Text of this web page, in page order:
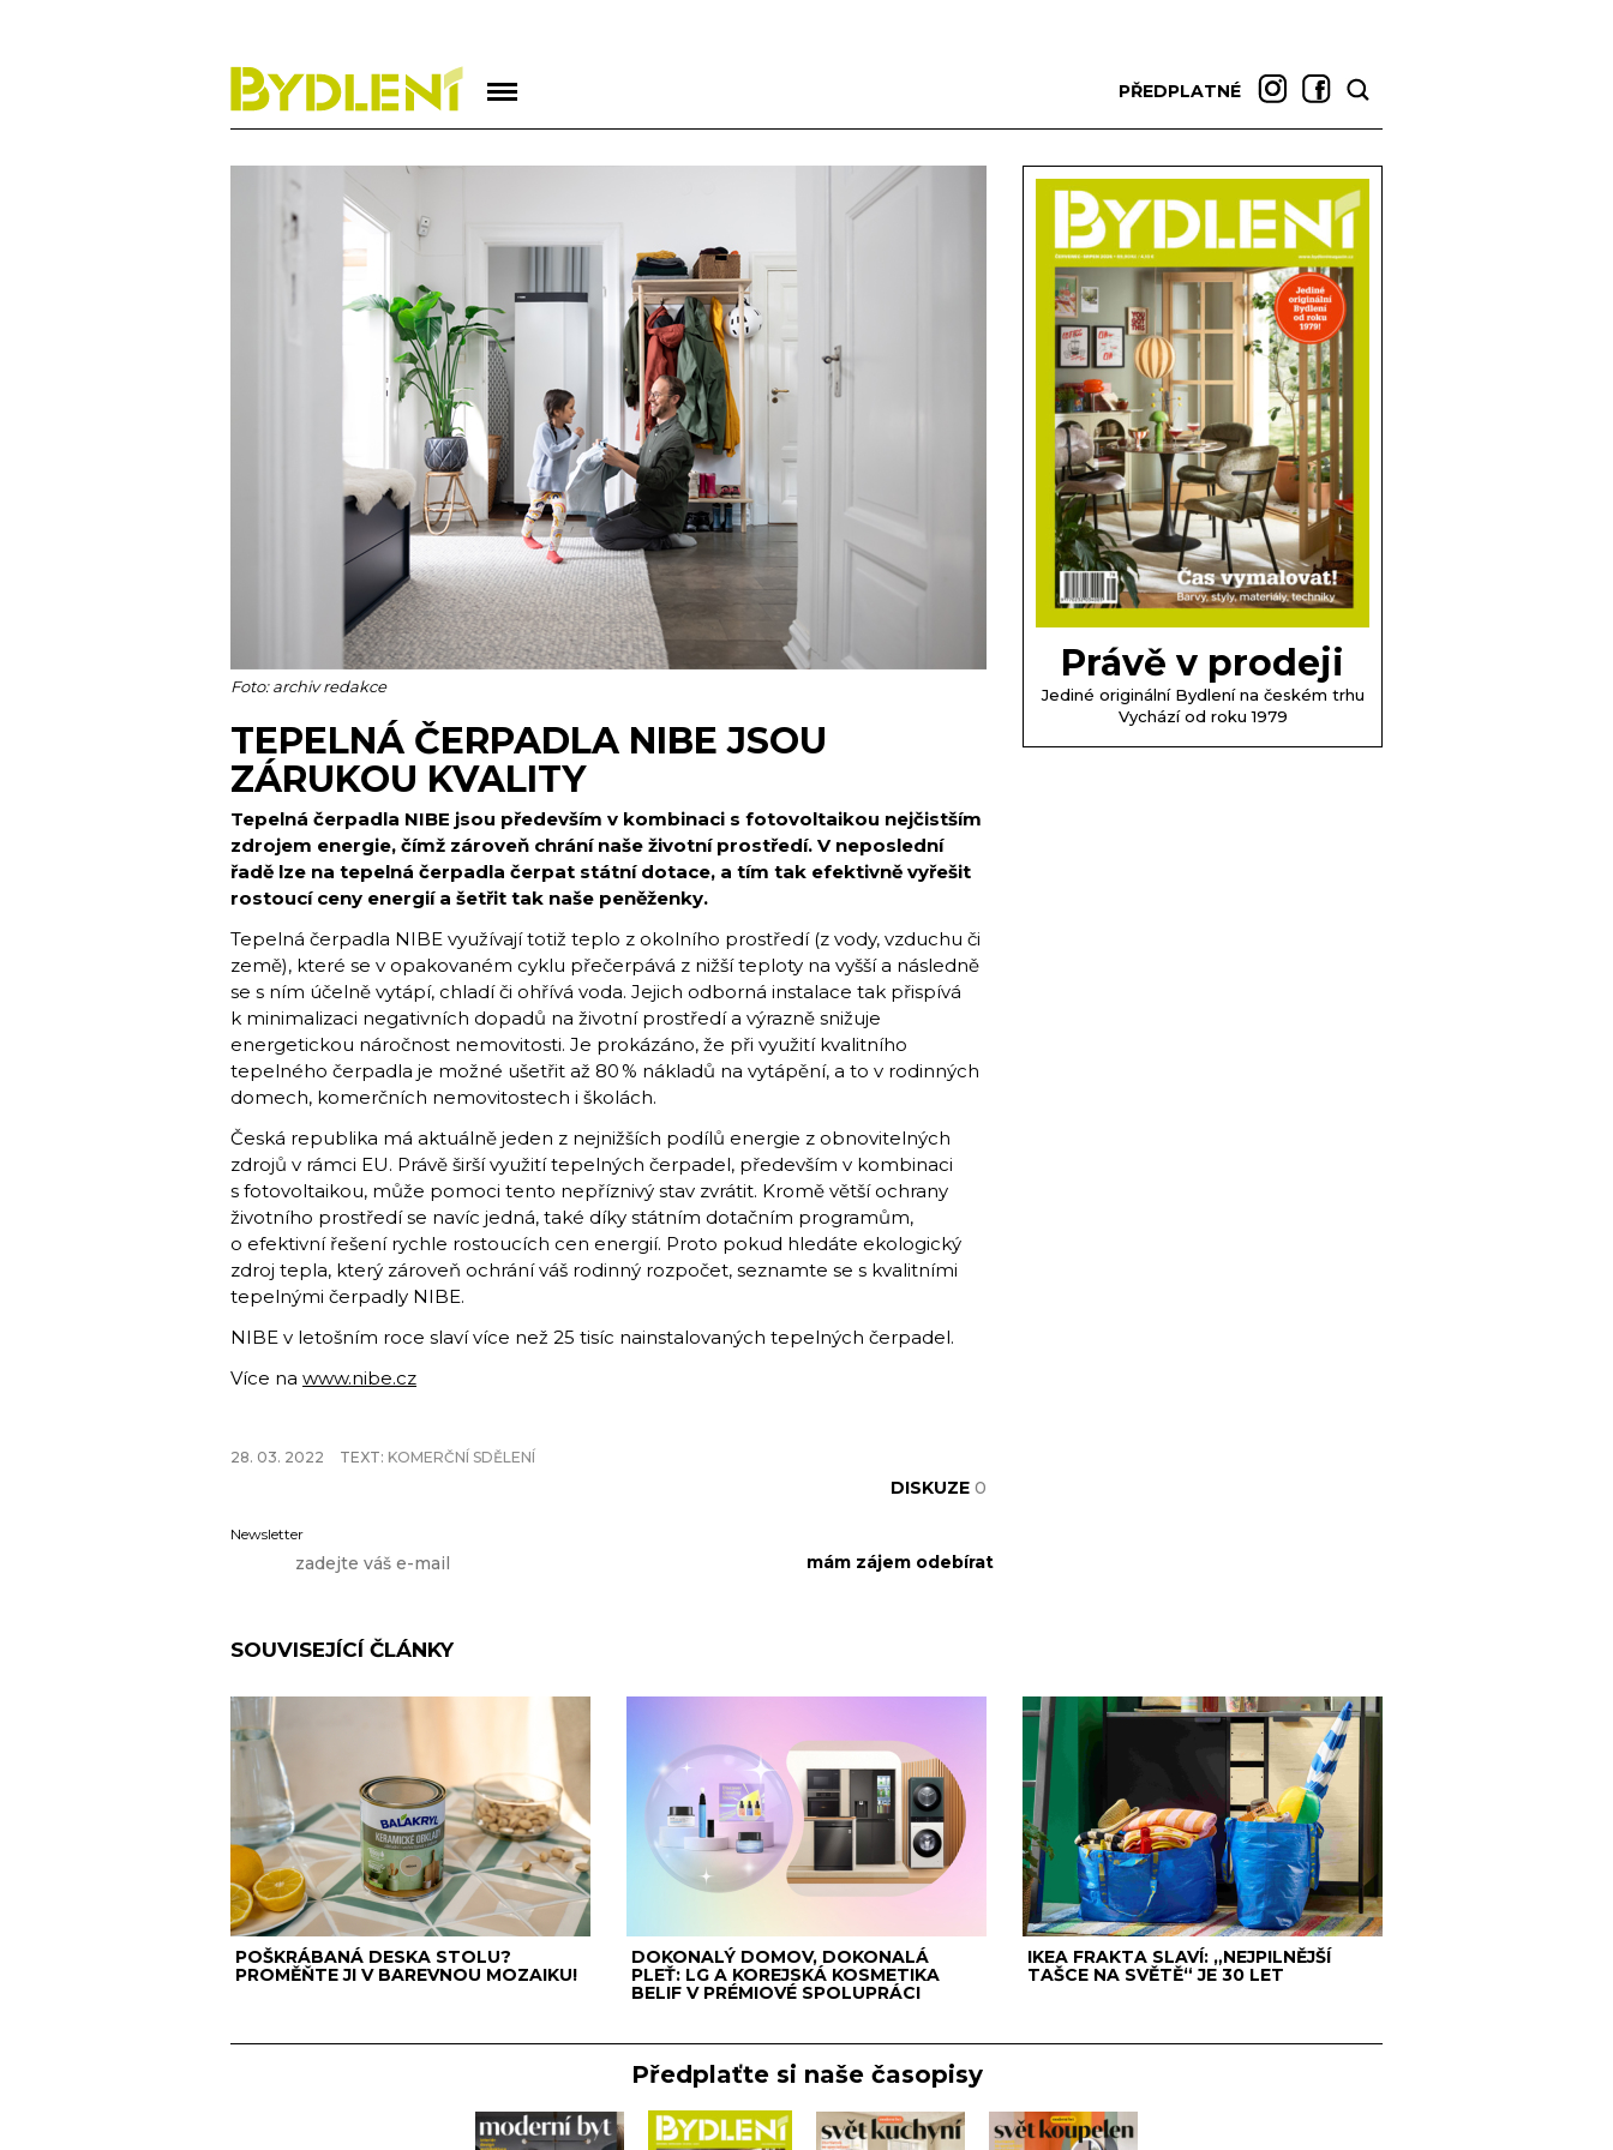
PŘEDPLATNÉ
Foto: archiv redakce
TEPELNÁ ČERPADLA NIBE JSOU
ZÁRUKOU KVALITY
Tepelná čerpadla NIBE jsou především v kombinaci s fotovoltaikou nejčistším
zdrojem energie, čímž zároveň chrání naše životní prostředí. V neposlední
řadě lze na tepelná čerpadla čerpat státní dotace, a tím tak efektivně vyřešit
rostoucí ceny energií a šetřit tak naše peněženky.
Tepelná čerpadla NIBE využívají totiž teplo z okolního prostředí (z vody, vzduchu či
země), které se v opakovaném cyklu přečerpává z nižší teploty na vyšší a následně
se s ním účelně vytápí, chladí či ohřívá voda. Jejich odborná instalace tak přispívá
k minimalizaci negativních dopadů na životní prostředí a výrazně snižuje
energetickou náročnost nemovitosti. Je prokázáno, že při využití kvalitního
tepelného čerpadla je možné ušetřit až 80 % nákladů na vytápění, a to v rodinných
domech, komerčních nemovitostech i školách.
Česká republika má aktuálně jeden z nejnižších podílů energie z obnovitelných
zdrojů v rámci EU. Právě širší využití tepelných čerpadel, především v kombinaci
s fotovoltaikou, může pomoci tento nepříznivý stav zvrátit. Kromě větší ochrany
životního prostředí se navíc jedná, také díky státním dotačním programům,
o efektivní řešení rychle rostoucích cen energií. Proto pokud hledáte ekologický
zdroj tepla, který zároveň ochrání váš rodinný rozpočet, seznamte se s kvalitními
tepelnými čerpadly NIBE.
NIBE v letošním roce slaví více než 25 tisíc nainstalovaných tepelných čerpadel.
Více na www.nibe.cz
28. 03. 2022 TEXT: KOMERČNÍ SDĚLENÍ
DISKUZE 0
Newsletter
SOUVISEJÍCÍ ČLÁNKY
POŠKRÁBANÁ DESKA STOLU?
PROMĚŇTE JI V BAREVNOU MOZAIKU!
DOKONALÝ DOMOV, DOKONALÁ
PLEŤ: LG A KOREJSKÁ KOSMETIKA
BELIF V PRÉMIOVÉ SPOLUPRÁCI
IKEA FRAKTA SLAVÍ: „NEJPILNĚJŠÍ
TAŠCE NA SVĚTĚ“ JE 30 LET
Právě v prodeji
Jediné originální Bydlení na českém trhu
Vychází od roku 1979
Předplaťte si naše časopisy